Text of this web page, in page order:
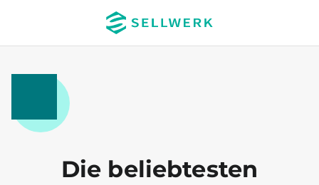
Die beliebtesten